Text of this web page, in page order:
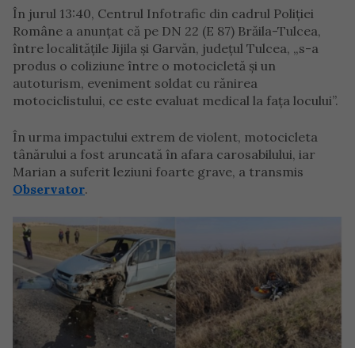
În jurul 13:40, Centrul Infotrafic din cadrul Poliției
Române a anunțat că pe DN 22 (E 87) Brăila-Tulcea,
între localitățile Jijila și Garvăn, județul Tulcea, „s-a
produs o coliziune între o motocicletă și un
autoturism, eveniment soldat cu rănirea
motociclistului, ce este evaluat medical la fața locului”.
În urma impactului extrem de violent, motocicleta
tânărului a fost aruncată în afara carosabilului, iar
Marian a suferit leziuni foarte grave, a transmis
Observator.